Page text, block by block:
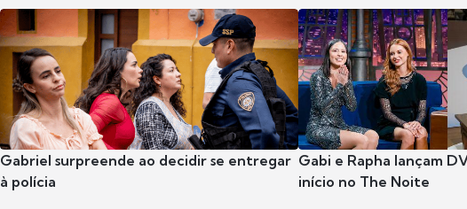
Gabriel surpreende ao decidir se entregar
à polícia
Gabi e Rapha lançam
início no The Noite